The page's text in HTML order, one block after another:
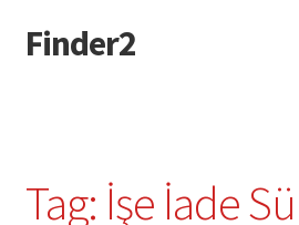
Skip
to
Skip
to
Finder2
Tag: İşe İade